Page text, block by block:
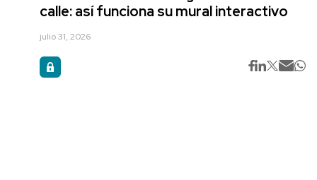
calle: así funciona su mural interactivo
julio 31, 2026